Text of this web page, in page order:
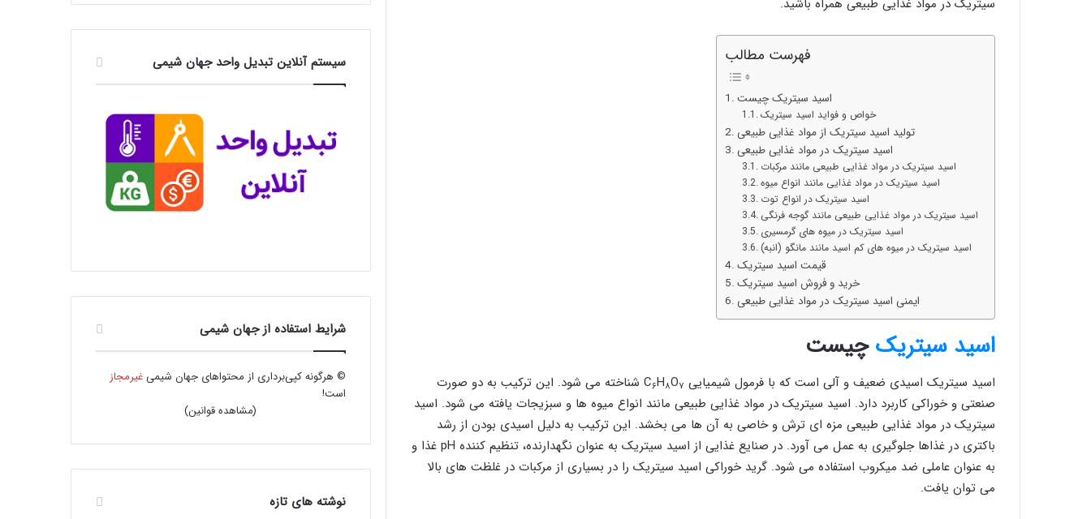
فهرست مطالب
اسید سیتریک چیست
خواص و فواید اسید سیتریک
تولید اسید سیتریک از مواد غذایی طبیعی
اسید سیتریک در مواد غذایی طبیعی
اسید سیتریک در مواد غذایی طبیعی مانند مرکبات
اسید سیتریک در مواد غذایی مانند انواع میوه
اسید سیتریک در انواع توت
اسید سیتریک در مواد غذایی طبیعی مانند گوجه فرنگی
اسید سیتریک در میوه های گرمسیری
اسید سیتریک در میوه های کم اسید مانند مانگو (انبه)
قیمت اسید سیتریک
خرید و فروش اسید سیتریک
ایمنی اسید سیتریک در مواد غذایی طبیعی
اسید سیتریکچیست
اسید سیتریک اسیدی ضعیف و آلی است که با فرمول شیمیایی C ۶H۸O۷
شناخته می شود. این ترکیب به دو صورت
صنعتی و خوراکی کاربرد دارد. اسید سیتریک در مواد غذایی طبیعی مانند انواع میوه ها و سبزیجات یافته می شود. اسید
سیتریک در مواد غذایی طبیعی مزه ای ترش و خاصی به آن ها می بخشد. این ترکیب به دلیل اسیدی بودن از رشد
باکتری در غذاها جلوگیری به عمل می آورد. در صنایع غذایی از اسید سیتریک به عنوان نگهدارنده، تنظیم کننده pH غذا و
به عنوان عاملی ضد میکروب استفاده می شود. گرید خوراکی اسید سیتریک را در بسیاری از مرکبات در غلظت های بالا
می توان یافت.
سیستم آنلاین تبدیل واحد جهان شیمی
شرایط استفاده از جهان شیمی
© هرگونه کپی‌برداری از محتواهای جهان شیمیغیرمجاز
است!
(مشاهده قوانین)
نوشته های تازه